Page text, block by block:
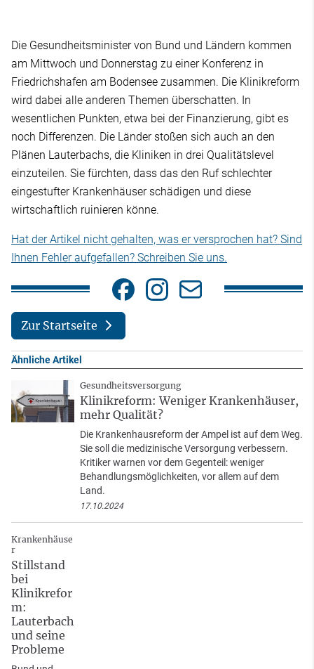
Die Gesundheitsminister von Bund und Ländern kommen
am Mittwoch und Donnerstag zu einer Konferenz in
Friedrichshafen am Bodensee zusammen. Die Klinikreform
wird dabei alle anderen Themen überschatten. In
wesentlichen Punkten, etwa bei der Finanzierung, gibt es
noch Differenzen. Die Länder stoßen sich auch an den
Plänen Lauterbachs, die Kliniken in drei Qualitätslevel
einzuteilen. Sie fürchten, dass das den Ruf schlechter
eingestufter Krankenhäuser schädigen und diese
wirtschaftlich ruinieren könne.
Hat der Artikel nicht gehalten, was er versprochen hat? Sind
Ihnen Fehler aufgefallen? Schreiben Sie uns.
Zur Startseite
Ähnliche Artikel
Gesundheitsversorgung
Klinikreform: Weniger Krankenhäuser,
mehr Qualität?
Die Krankenhausreform der Ampel ist auf dem Weg.
Sie soll die medizinische Versorgung verbessern.
Kritiker warnen vor dem Gegenteil: weniger
Behandlungsmöglichkeiten, vor allem auf dem
Land.
17.10.2024
Krankenhäuse
r
Stillstand
bei
Klinikrefor
m:
Lauterbach
und seine
Probleme